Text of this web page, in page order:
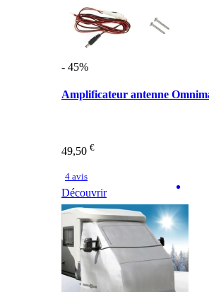
- 45%
Amplificateur antenne
49,50 €
4 avis
Découvrir